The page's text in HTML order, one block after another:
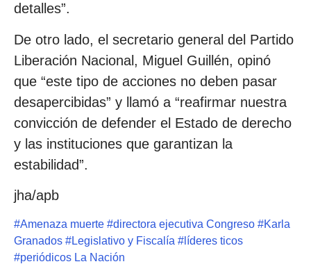
detalles”.
De otro lado, el secretario general del Partido
Liberación Nacional, Miguel Guillén, opinó
que “este tipo de acciones no deben pasar
desapercibidas” y llamó a “reafirmar nuestra
convicción de defender el Estado de derecho
y las instituciones que garantizan la
estabilidad”.
jha/apb
#Amenaza muerte #directora ejecutiva Congreso #Karla
Granados #Legislativo y Fiscalía # líderes ticos
#periódicos La Nación